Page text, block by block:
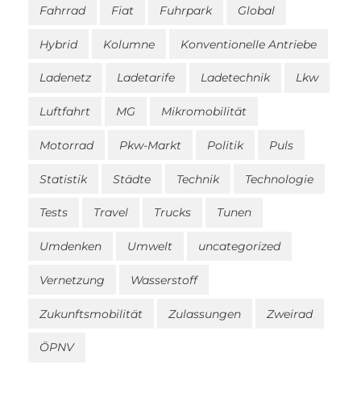
Fahrrad Fiat Fuhrpark Global
Hybrid Kolumne Konventionelle Antriebe
Ladenetz Ladetarife Ladetechnik Lkw
Luftfahrt MG Mikromobilität
Motorrad Pkw-Markt Politik Puls
Statistik Städte Technik Technologie
Tests Travel Trucks Tunen
Umdenken Umwelt uncategorized
Vernetzung Wasserstoff
Zukunftsmobilität Zulassungen Zweirad
ÖPNV